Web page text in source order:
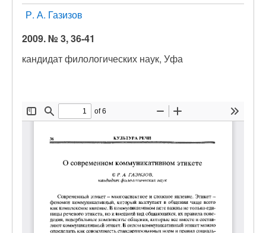
Р. А. Газизов
2009. № 3, 36-41
кандидат филологических наук, Уфа